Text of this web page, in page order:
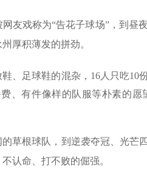
友戏称为“告花子球场”，到昼
厚积薄发的拼劲。
、足球鞋的混杂， 16人只吃10
、有件像样的队服等朴素的愿
草根球队，到逆袭夺冠、光芒
认命、打不败的倔强。